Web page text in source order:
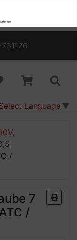
Select Language ▼
/
7
/